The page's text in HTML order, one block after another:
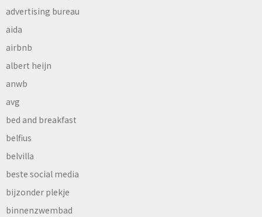
advertising bureau
aida
airbnb
albert heijn
anwb
avg
bed and breakfast
belfius
belvilla
beste social media
bijzonder plekje
binnenzwembad